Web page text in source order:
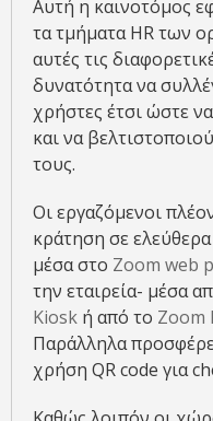
Αυτή η καινοτόμος
τα τμήματα HR των
αυτές τις
δυνατότητα να
χρήστες έτσι ώστε
και να
τους.
Οι εργαζόμενοι
κράτηση σε
μέσα στο Zoom web
την εταιρεία- μέσα
Kiosk ή από το Zoom
Παράλληλα
χρήση QR code για